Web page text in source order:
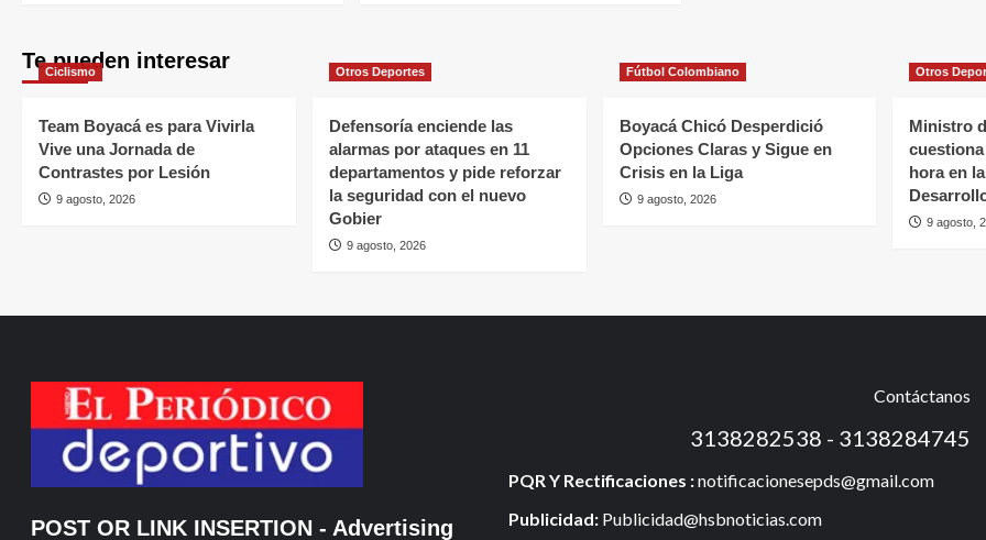
Te pueden interesar
Ciclismo
Team Boyacá es para Vivirla
Vive una Jornada de
Contrastes por Lesión
9 agosto, 2026
Otros Deportes
Defensoría enciende las
alarmas por ataques en 11
departamentos y pide reforzar
la seguridad con el nuevo
Gobier
9 agosto, 2026
Fútbol Colombiano
Boyacá Chicó Desperdició
Opciones Claras y Sigue en
Crisis en la Liga
9 agosto, 2026
Otros
Ministro
hora en
9 agosto,
POST OR LINK INSERTION - Advertising
Contáctanos
3138282538 - 3138284745
PQR Y Rectificaciones :notificacionesepds@gmail.com
Publicidad: Publicidad@hsbnoticias.com